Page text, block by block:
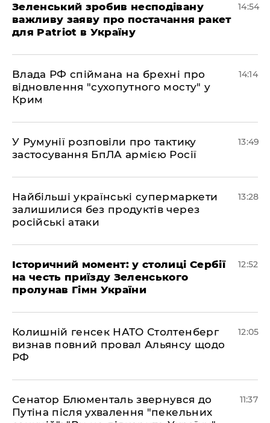
Зеленський зробив несподівану
важливу заяву про постачання ракет
для Patriot в Україну
14:54
Влада РФ спіймана на брехні про
відновлення "сухопутного мосту" у
Крим
14:14
У Румунії розповіли про тактику
застосування БпЛА армією Росії
13:49
Найбільші українські супермаркети
залишилися без продуктів через
російські атаки
13:28
Історичний момент: у столиці Сербії
на честь приїзду Зеленського
пролунав Гімн України
12:52
Колишній генсек НАТО Столтенберг
визнав повний провал Альянсу щодо
РФ
12:05
Сенатор Блюменталь звернувся до
Путіна після ухвалення "пекельних
11:37